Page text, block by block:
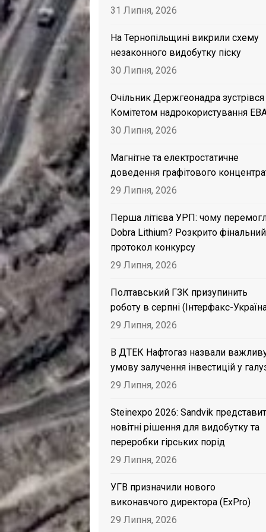
31 Липня, 2026
На Тернопільщині викрили схему
незаконного видобутку піску
30 Липня, 2026
Очільник Держгеонадра зустрівся
Комітетом надрокористування
30 Липня, 2026
Магнітне та електростатичне
доведення графітового
29 Липня, 2026
Перша літієва УРП: чому
Dobra Lithium? Розкрито фінальний
протокол конкурсу
29 Липня, 2026
Полтавський ГЗК призупинить
роботу в серпні (Інтерфакс-
29 Липня, 2026
В ДТЕК Нафтогаз назвали
умову залучення інвестицій у
29 Липня, 2026
Steinexpo 2026: Sandvik
новітні рішення для видобутку та
переробки гірських порід
29 Липня, 2026
УГВ призначили нового
виконавчого директора (ExPro)
29 Липня, 2026